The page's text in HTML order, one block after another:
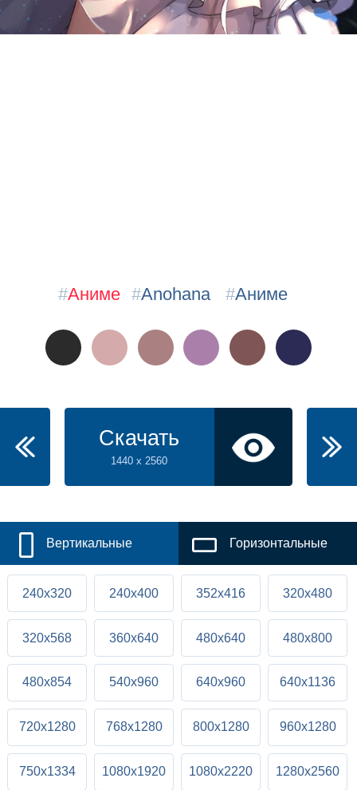
#Аниме #Anohana #Аниме
Скачать
1440 x 2560
Вертикальные Горизонтальные
240x320 240x400 352x416 320x480
320x568 360x640 480x640 480x800
480x854 540x960 640x960 640x1136
720x1280 768x1280 800x1280 960x1280
750x1334 1080x1920 1080x2220 1280x2560